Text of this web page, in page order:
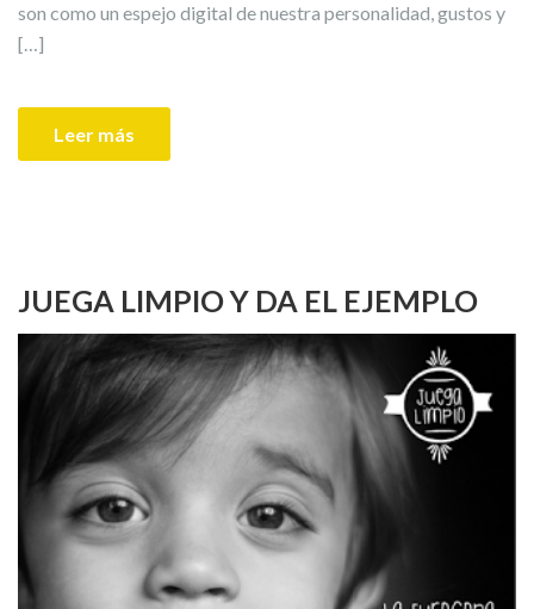
son como un espejo digital de nuestra personalidad, gustos y
[…]
Leer más
JUEGA LIMPIO Y DA EL EJEMPLO